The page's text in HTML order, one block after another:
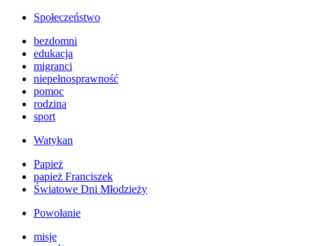
Społeczeństwo
bezdomni
edukacja
migranci
niepełnosprawność
pomoc
rodzina
sport
Watykan
Papież
papież Franciszek
Światowe Dni Młodzieży
Powołanie
misje